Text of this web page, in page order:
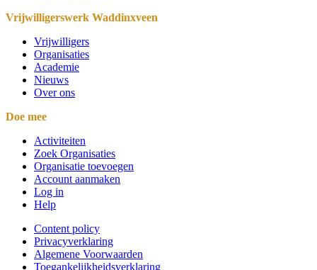
Vrijwilligerswerk Waddinxveen
Vrijwilligers
Organisaties
Academie
Nieuws
Over ons
Doe mee
Activiteiten
Zoek Organisaties
Organisatie toevoegen
Account aanmaken
Log in
Help
Content policy
Privacyverklaring
Algemene Voorwaarden
Toegankelijkheidsverklaring